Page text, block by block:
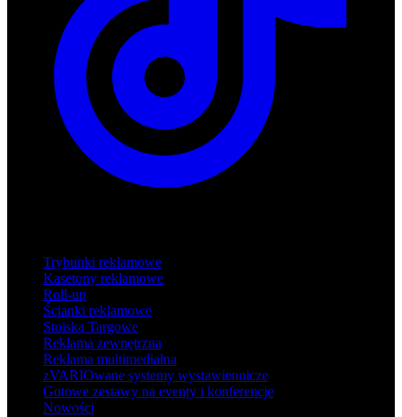
Trybunki reklamowe
Kasetony reklamowe
Roll-up
Ścianki reklamowe
Stoiska Targowe
Reklama zewnętrzna
Reklama multimedialna
zVARIOwane systemy wystawiennicze
Gotowe zestawy na eventy i konferencje
Nowości